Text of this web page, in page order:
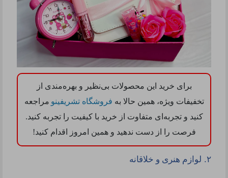
برای خرید این محصولات بی‌نظیر و بهره‌مندی از
تخفیفات ویژه، همین حالا به فروشگاه تشریفینو مراجعه
کنید و تجربه‌ای متفاوت از خرید با کیفیت را تجربه کنید.
فرصت را از دست ندهید و همین امروز اقدام کنید!
۲. لوازم هنری و خلاقانه